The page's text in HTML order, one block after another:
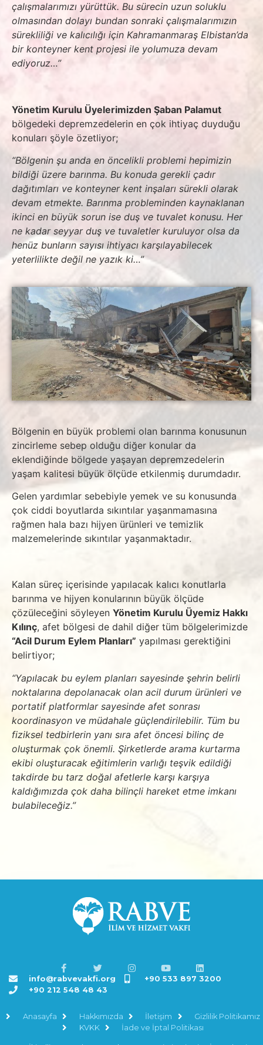
çalışmalarımızı yürüttük. Bu sürecin uzun soluklu
olmasından dolayı bundan sonraki çalışmalarımızın
sürekliliği ve kalıcılığı için Kahramanmaraş Elbistan’da
bir konteyner kent projesi ile yolumuza devam
ediyoruz…”
Yönetim Kurulu Üyelerimizden Şaban Palamut
bölgedeki depremzedelerin en çok ihtiyaç duyduğu
konuları şöyle özetliyor;
“Bölgenin şu anda en öncelikli problemi hepimizin
bildiği üzere barınma. Bu konuda gerekli çadır
dağıtımları ve konteyner kent inşaları sürekli olarak
devam etmekte. Barınma probleminden kaynaklanan
ikinci en büyük sorun ise duş ve tuvalet konusu. Her
ne kadar seyyar duş ve tuvaletler kuruluyor olsa da
henüz bunların sayısı ihtiyacı karşılayabilecek
yeterlilikte değil ne yazık ki…”
Bölgenin en büyük problemi olan barınma konusunun
zincirleme sebep olduğu diğer konular da
eklendiğinde bölgede yaşayan depremzedelerin
yaşam kalitesi büyük ölçüde etkilenmiş durumdadır.
Gelen yardımlar sebebiyle yemek ve su konusunda
çok ciddi boyutlarda sıkıntılar yaşanmamasına
rağmen hala bazı hijyen ürünleri ve temizlik
malzemelerinde sıkıntılar yaşanmaktadır.
Kalan süreç içerisinde yapılacak kalıcı konutlarla
barınma ve hijyen konularının büyük ölçüde
çözüleceğini söyleyen Yönetim Kurulu Üyemiz Hakkı
Kılınç, afet bölgesi de dahil diğer tüm bölgelerimizde
“Acil Durum Eylem Planları” yapılması gerektiğini
belirtiyor;
“Yapılacak bu eylem planları sayesinde şehrin belirli
noktalarına depolanacak olan acil durum ürünleri ve
portatif platformlar sayesinde afet sonrası
koordinasyon ve müdahale güçlendirilebilir. Tüm bu
fiziksel tedbirlerin yanı sıra afet öncesi bilinç de
oluşturmak çok önemli. Şirketlerde arama kurtarma
ekibi oluşturacak eğitimlerin varlığı teşvik edildiği
takdirde bu tarz doğal afetlerle karşı karşıya
kaldığımızda çok daha bilinçli hareket etme imkanı
bulabileceğiz.”
info@rabvevakfi.org
+90 533 897 3200
+90 212 548 48 43
Anasayfa Hakkımızda İletişim
Gizlilik Politikamız
KVKK
İade ve İptal Politikası